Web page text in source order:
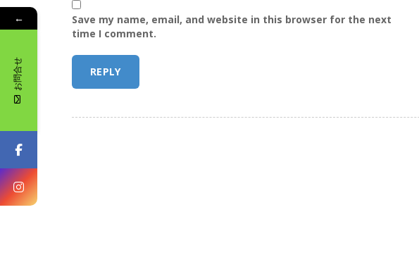
Save my name, email, and website in this browser for the next
time I comment.
←
お問合せ